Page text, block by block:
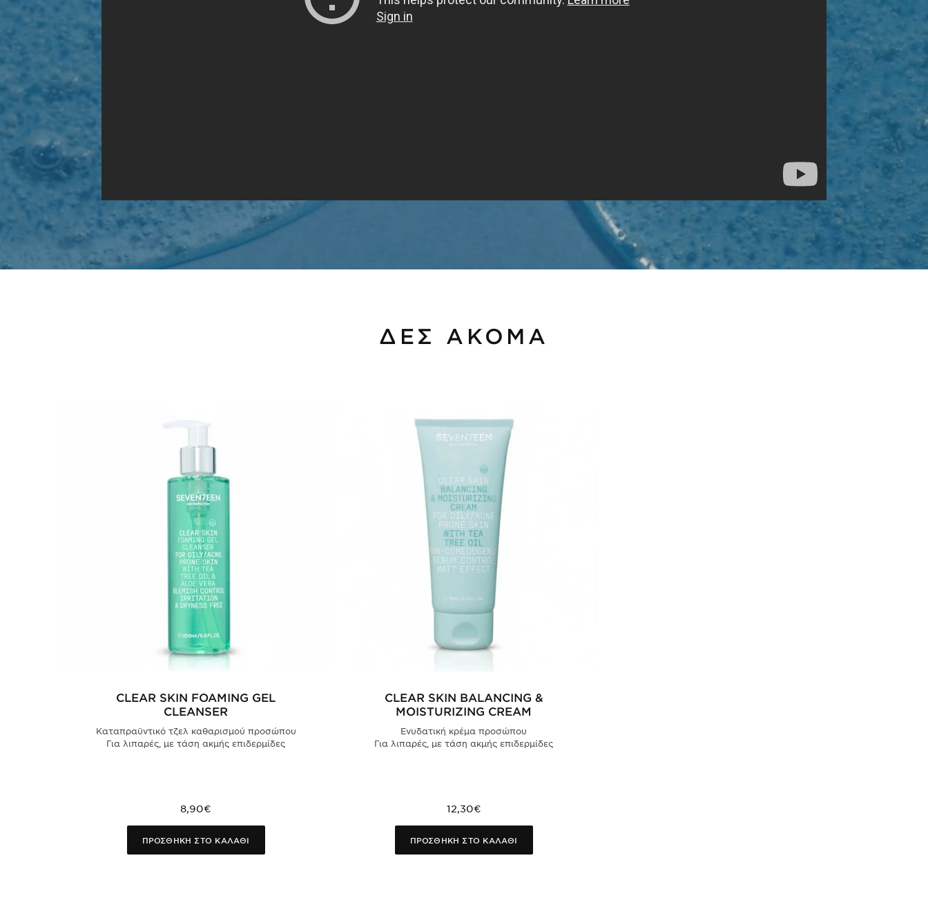
ΔΕΣ ΑΚΟΜΑ
CLEAR SKIN FOAMING GEL
CLEANSER
Καταπραϋντικό τζελ καθαρισμού προσώπου
Για λιπαρές, με τάση ακμής επιδερμίδες
8,90€
ΠΡΟΣΘΗΚΗ ΣΤΟ ΚΑΛΑΘΙ
CLEAR SKIN BALANCING &
MOISTURIZING CREAM
Ενυδατική κρέμα προσώπου
Για λιπαρές, με τάση ακμής επιδερμίδες
12,30€
ΠΡΟΣΘΗΚΗ ΣΤΟ ΚΑΛΑΘΙ